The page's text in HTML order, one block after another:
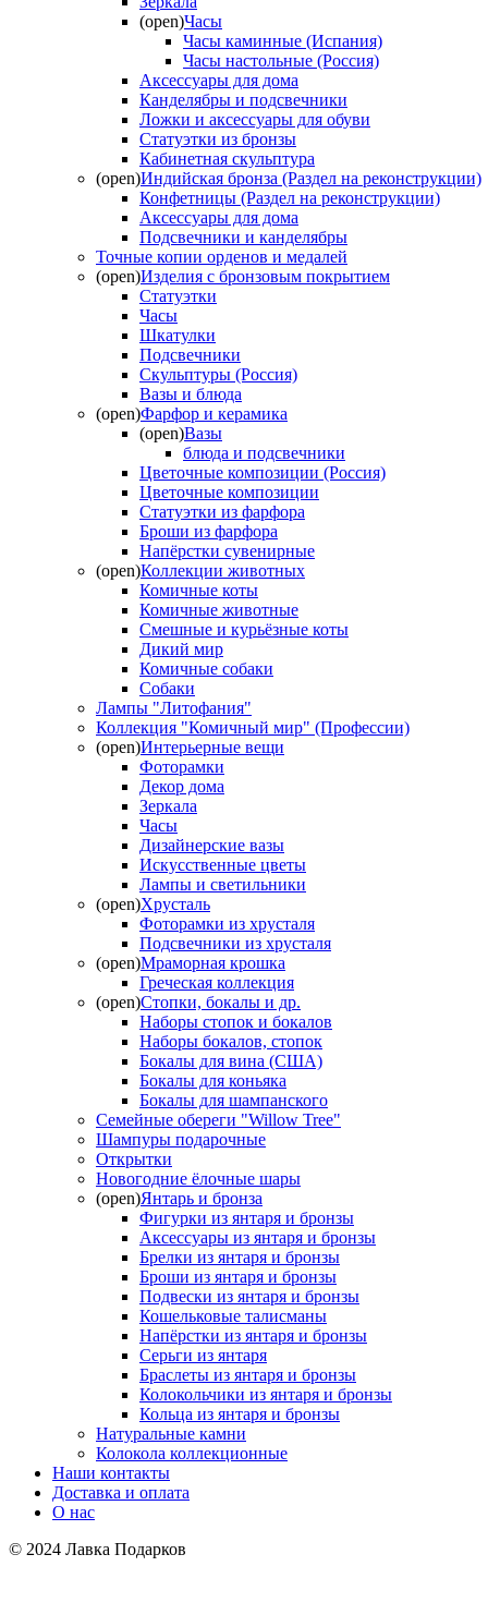
(open)Часы
Часы каминные (Испания)
Часы настольные (Россия)
Аксессуары для дома
Канделябры и подсвечники
Ложки и аксессуары для обуви
Статуэтки из бронзы
Кабинетная скульптура
(open)Индийская бронза (Раздел на реконструкции)
Конфетницы (Раздел на реконструкции)
Аксессуары для дома
Подсвечники и канделябры
Точные копии орденов и медалей
(open)Изделия с бронзовым покрытием
Статуэтки
Часы
Шкатулки
Подсвечники
Скульптуры (Россия)
Вазы и блюда
(open)Фарфор и керамика
(open)Вазы
блюда и подсвечники
Цветочные композиции (Россия)
Цветочные композиции
Статуэтки из фарфора
Броши из фарфора
Напёрстки сувенирные
(open)Коллекции животных
Комичные коты
Комичные животные
Смешные и курьёзные коты
Дикий мир
Комичные собаки
Собаки
Лампы "Литофания"
Коллекция "Комичный мир" (Профессии)
(open)Интерьерные вещи
Фоторамки
Декор дома
Зеркала
Часы
Дизайнерские вазы
Искусственные цветы
Лампы и светильники
(open)Хрусталь
Фоторамки из хрусталя
Подсвечники из хрусталя
(open)Мраморная крошка
Греческая коллекция
(open)Стопки, бокалы и др.
Наборы стопок и бокалов
Наборы бокалов, стопок
Бокалы для вина (США)
Бокалы для коньяка
Бокалы для шампанского
Семейные обереги "Willow Tree"
Шампуры подарочные
Открытки
Новогодние ёлочные шары
(open)Янтарь и бронза
Фигурки из янтаря и бронзы
Аксессуары из янтаря и бронзы
Брелки из янтаря и бронзы
Броши из янтаря и бронзы
Подвески из янтаря и бронзы
Кошельковые талисманы
Напёрстки из янтаря и бронзы
Серьги из янтаря
Браслеты из янтаря и бронзы
Колокольчики из янтаря и бронзы
Кольца из янтаря и бронзы
Натуральные камни
Колокола коллекционные
Наши контакты
Доставка и оплата
О нас
© 2024 Лавка Подарков